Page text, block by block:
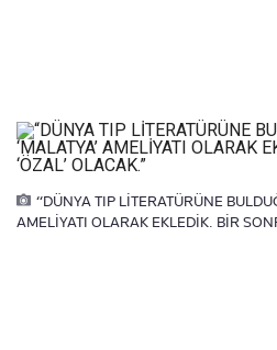
“DÜNYA TIP LİTERATÜRÜNE
AMELİYATI OLARAK EKLEDİK. BİR